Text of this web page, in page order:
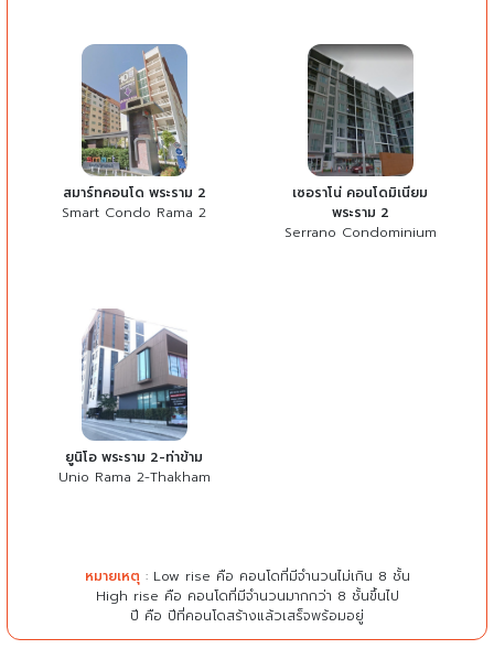
สมาร์ทคอนโด พระราม 2
Smart Condo Rama 2
เซอราโน่ คอนโดมิเนียม
พระราม 2
Serrano Condominium
ยูนิโอ พระราม 2-ท่าข้าม
Unio Rama 2-Thakham
หมายเหตุ : Low rise คือ คอนโดที่มีจำนวนไม่เกิน 8 ชั้น
High rise คือ คอนโดที่มีจำนวนมากกว่า 8 ชั้นขึ้นไป
ปี คือ ปีที่คอนโดสร้างแล้วเสร็จพร้อมอยู่